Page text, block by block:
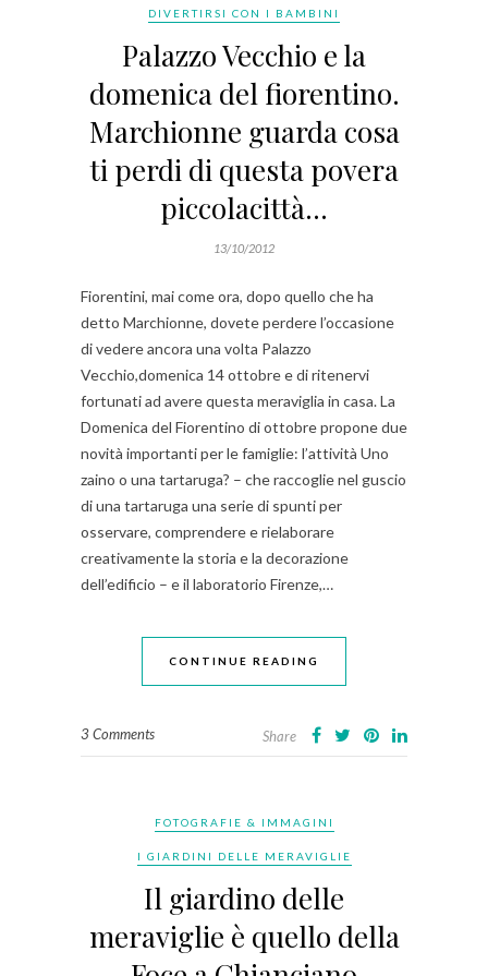
DIVERTIRSI CON I BAMBINI
Palazzo Vecchio e la
domenica del fiorentino.
Marchionne guarda cosa
ti perdi di questa povera
piccolacittà…
13/10/2012
Fiorentini, mai come ora, dopo quello che ha
detto Marchionne, dovete perdere l’occasione
di vedere ancora una volta Palazzo
Vecchio,domenica 14 ottobre e di ritenervi
fortunati ad avere questa meraviglia in casa. La
Domenica del Fiorentino di ottobre propone due
novità importanti per le famiglie: l’attività Uno
zaino o una tartaruga? – che raccoglie nel guscio
di una tartaruga una serie di spunti per
osservare, comprendere e rielaborare
creativamente la storia e la decorazione
dell’edificio – e il laboratorio Firenze,…
CONTINUE READING
3 Comments Share
FOTOGRAFIE & IMMAGINI
I GIARDINI DELLE MERAVIGLIE
Il giardino delle
meraviglie è quello della